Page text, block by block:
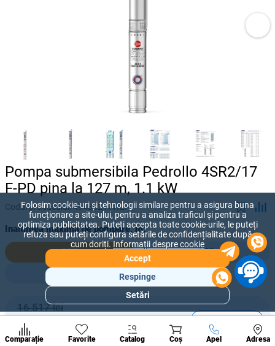
Pompa submersibila Pedrollo 4SR2/17
F-PD pina la 127 m, 1.1 kW
Codul produsului:49480217WLA
Inaltimea maxima de pompare, m:
133
172
16 517 lei
13 715lei - +
Comparație Favorite Catalog Coș Apel Adresa
A suna
populare
de
Folosim cookie-uri și tehnologii similare pentru a asigura buna
funcționare a site-ului, pentru a analiza traficul și pentru a
optimiza publicitatea. Puteți accepta toate cookie-urile, le puteți
refuza sau puteți configura setările de confidențialitate după
cum doriți.Informații despre cookie
Accept
Respinge
Setări